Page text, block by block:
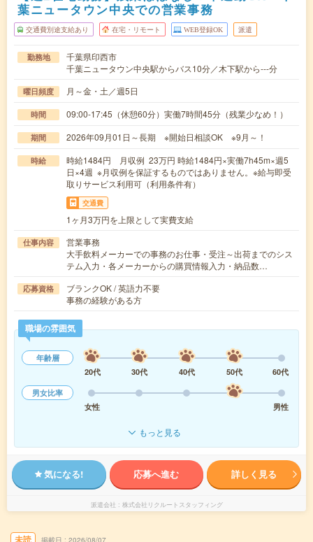
葉ニュータウン中央での営業事務
交通費別途支給あり 在宅・リモート WEB登録OK 派遣
勤務地
千葉県印西市
千葉ニュータウン中央駅からバス10分／木下駅から---分
曜日頻度 月～金・土／週5日
時間 09:00-17:45（休憩60分）実働7時間45分（残業少なめ！）
期間 2026年09月01日～長期 ※開始日相談OK ※9月～！
時給
時給1484円 月収例 23万円 時給1484円×実働7h45m×週5
日×4週 ※月収例を保証するものではありません。※給与即受
取りサービス利用可（利用条件有）
交通費
1ヶ月3万円を上限として実費支給
仕事内容
営業事務
大手飲料メーカーでの事務のお仕事・受注～出荷までのシス
テム入力・各メーカーからの購買情報入力・納品数…
応募資格
ブランクOK / 英語力不要
事務の経験がある方
職場の雰囲気
年齢層
20代
30代 40代 50代
60代
男女比率
女性
男性
もっと見る
気になる! 応募へ進む 詳しく見る
派遣会社 株式会社リクルートスタッフィング
未読 掲載日 2026/08/07